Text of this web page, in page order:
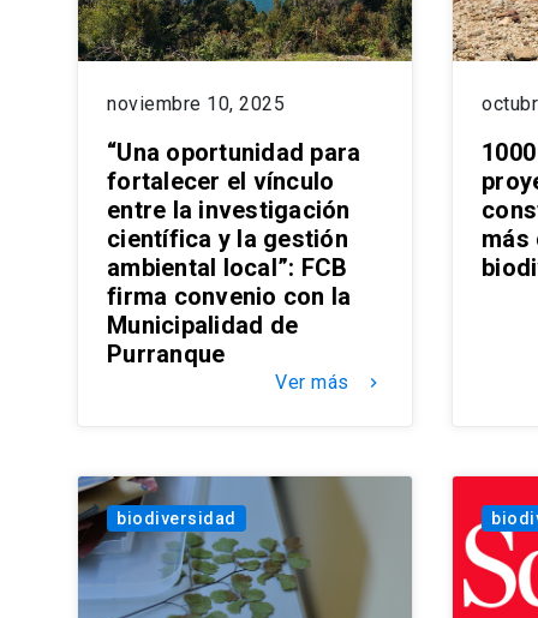
noviembre 10, 2025
“Una oportunidad para
fortalecer el vínculo
entre la investigación
científica y la gestión
ambiental local”: FCB
firma convenio con la
Municipalidad de
Purranque
Ver más keyboard_arrow_right
más
biodiversidad